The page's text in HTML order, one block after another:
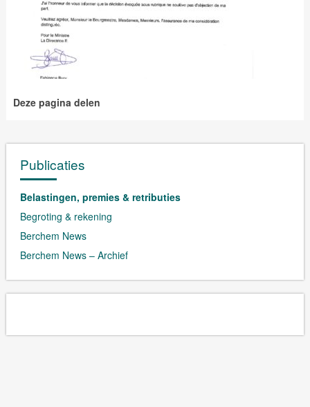
Deze pagina delen
Publicaties
Belastingen, premies & retributies
Begroting & rekening
Berchem News
Berchem News – Archief